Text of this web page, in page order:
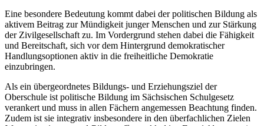
Eine besondere Bedeutung kommt dabei der politischen Bildung als
aktivem Beitrag zur Mündigkeit junger Menschen und zur Stärkung
der Zivilgesellschaft zu. Im Vordergrund stehen dabei die Fähigkeit
und Bereitschaft, sich vor dem Hintergrund demokratischer
Handlungsoptionen aktiv in die freiheitliche Demokratie
einzubringen.
Als ein übergeordnetes Bildungs- und Erziehungsziel der
Oberschule ist politische Bildung im Sächsischen Schulgesetz
verankert und muss in allen Fächern angemessen Beachtung finden.
Zudem ist sie integrativ insbesondere in den überfachlichen Zielen